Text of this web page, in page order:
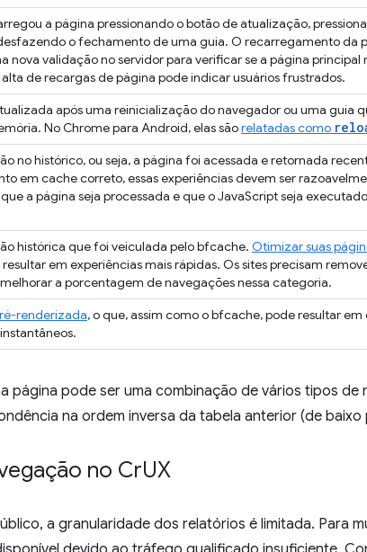
a página pressionando o botão de atualização,
o fechamento de uma guia. O recarregamento da
nova validação no servidor para verificar se a página principal
de recargas de página pode indicar usuários frustrados.
após uma reinicialização do navegador ou uma guia
No Chrome para Android, elas sãorelatadas como
no histórico, ou seja, a página foi acessada e retornada
em cache correto, essas experiências devem ser
a página seja processada e que o JavaScript seja
histórica que foi veiculada pelo bfcache. Otimizar suas
em experiências mais rápidas. Os sites precisam
a porcentagem de navegações nessa categoria.
renderizada, o que, assim como o bfcache, pode resultar
página pode ser uma combinação de vários tipos de
na ordem inversa da tabela anterior (de baixo
no CrUX
a granularidade dos relatórios é limitada. Para